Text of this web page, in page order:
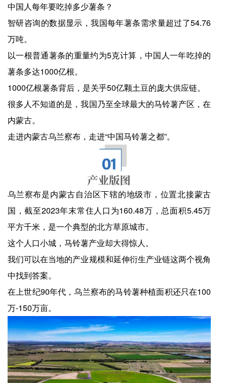
中国人每年要吃掉多少薯条？
智研咨询的数据显示，我国每年薯条需求量超过了54.76
万吨。
以一根普通薯条的重量约为5克计算，中国人一年吃掉的
薯条多达1000亿根。
1000亿根薯条背后，是关乎50亿颗土豆的庞大供应链。
很多人不知道的是，我国乃至全球最大的马铃薯产区，在
内蒙古。
走进内蒙古乌兰察布，走进“中国马铃薯之都”。
乌兰察布是内蒙古自治区下辖的地级市，位置北接蒙古
国，截至2023年末常住人口为160.48万，总面积5.45万
平方千米，是一个典型的北方草原城市。
这个人口小城，马铃薯产业却大得惊人。
我们可以在当地的产业规模和延伸衍生产业链这两个视角
中找到答案。
在上世纪90年代，乌兰察布的马铃薯种植面积还只在100
万-150万亩。